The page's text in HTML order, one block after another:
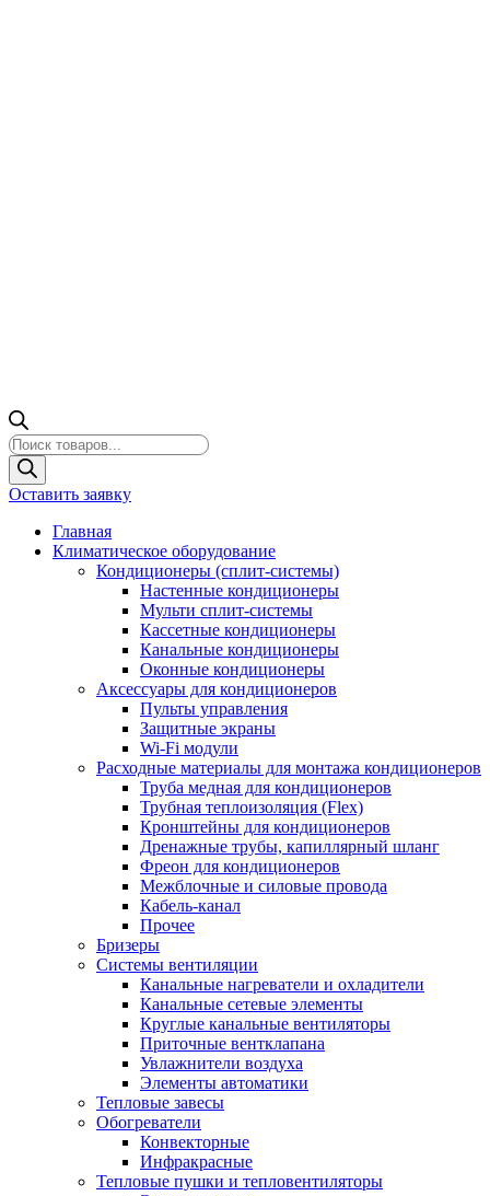
Поиск
товаров
Оставить заявку
Главная
Климатическое оборудование
Кондиционеры (сплит-системы)
Настенные кондиционеры
Мульти сплит-системы
Кассетные кондиционеры
Канальные кондиционеры
Оконные кондиционеры
Аксессуары для кондиционеров
Пульты управления
Защитные экраны
Wi-Fi модули
Расходные материалы для монтажа кондиционеров
Труба медная для кондиционеров
Трубная теплоизоляция (Flex)
Кронштейны для кондиционеров
Дренажные трубы, капиллярный шланг
Фреон для кондиционеров
Межблочные и силовые провода
Кабель-канал
Прочее
Бризеры
Системы вентиляции
Канальные нагреватели и охладители
Канальные сетевые элементы
Круглые канальные вентиляторы
Приточные вентклапана
Увлажнители воздуха
Элементы автоматики
Тепловые завесы
Обогреватели
Конвекторные
Инфракрасные
Тепловые пушки и тепловентиляторы